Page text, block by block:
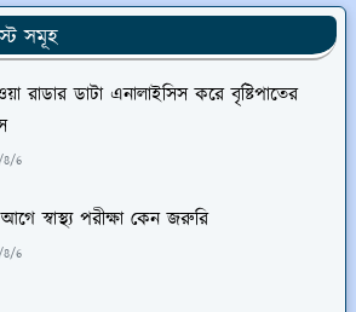
সমূহ
রাডার ডাটা এনালাইসিস করে বৃষ্টিপাতের
8/6
স্বাস্থ্য পরীক্ষা কেন জরুরি
8/6